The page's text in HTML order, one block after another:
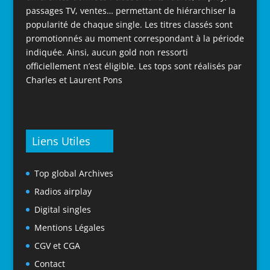
passages TV, ventes… permettant de hiérarchiser la
popularité de chaque single. Les titres classés sont
promotionnés au moment correspondant à la période
indiquée. Ainsi, aucun gold non ressorti
officiellement n’est éligible. Les tops sont réalisés par
Charles et Laurent Pons
Liens Utiles
Top global Archives
Radios airplay
Digital singles
Mentions Légales
CGV et CGA
Contact